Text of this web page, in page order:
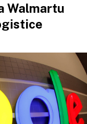
Walmartu